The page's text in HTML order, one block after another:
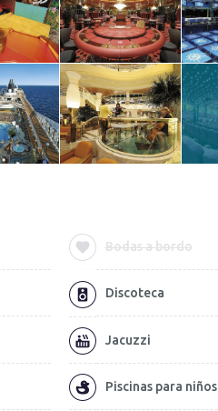
Bodas a bordo
Discoteca
Jacuzzi
Piscinas para niños